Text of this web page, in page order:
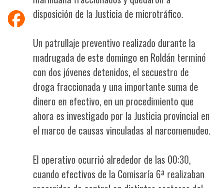
disposición de la Justicia de microtráfico.
Un patrullaje preventivo realizado durante la
madrugada de este domingo en Roldán terminó
con dos jóvenes detenidos, el secuestro de
droga fraccionada y una importante suma de
dinero en efectivo, en un procedimiento que
ahora es investigado por la Justicia provincial en
el marco de causas vinculadas al narcomenudeo.
El operativo ocurrió alrededor de las 00:30,
cuando efectivos de la Comisaría 6ª realizaban